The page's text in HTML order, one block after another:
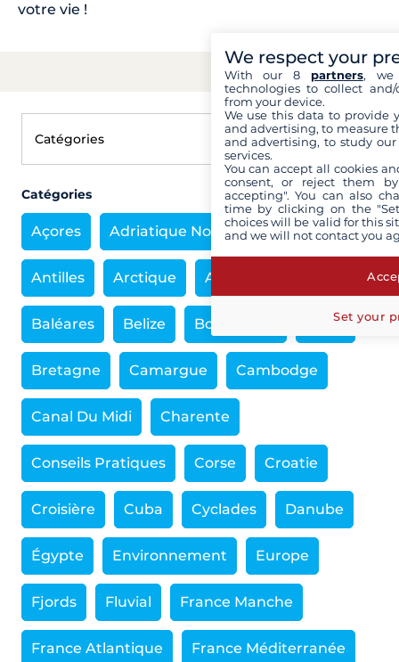
votre vie !
Catégories
Açores Adriatique Nord Antarctique
Antilles Arctique Asie
Baléares Belize Bourgogne Brésil
Bretagne Camargue Cambodge
Canal Du Midi Charente
Conseils Pratiques Corse Croatie
Croisière Cuba Cyclades Danube
Égypte Environnement Europe
Fjords Fluvial France Manche
France Atlantique France Méditerranée
We respect your
With our 8 partners, we
technologies to collect
from your device.
We use this data to provide
and advertising, to measure
and advertising, to study
services.
You can accept all cookies
consent, or reject them
accepting". You can also
time by clicking on the
choices will be valid for this
and we will not contact you
Set your